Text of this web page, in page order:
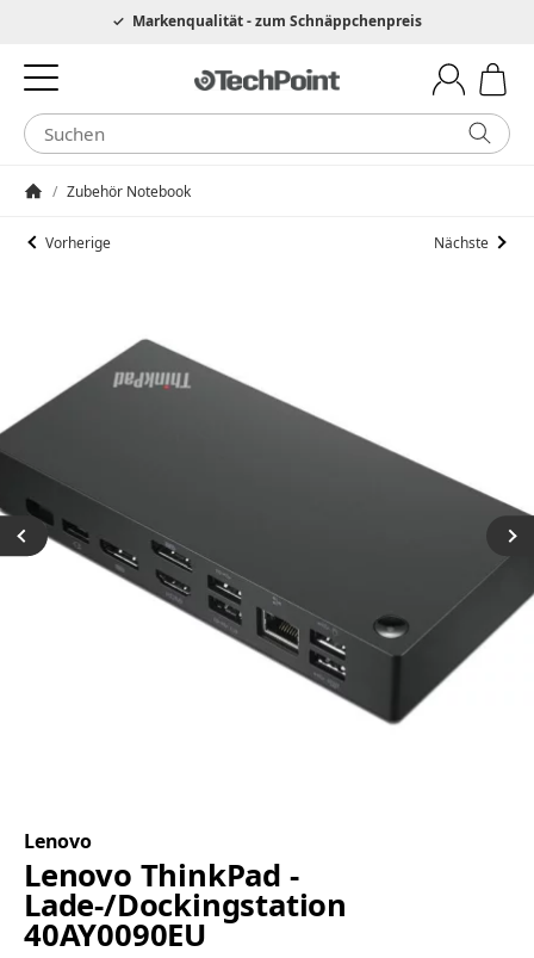
Hotline 0049 6205 3079975Markenqualität - zum Schnäppchenpreis
/ Zubehör Notebook
Vorherige Nächste
Lenovo
Lenovo ThinkPad -
Lade-/Dockingstation
40AY0090EU